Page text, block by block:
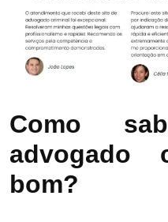
Como
advogado
bom?